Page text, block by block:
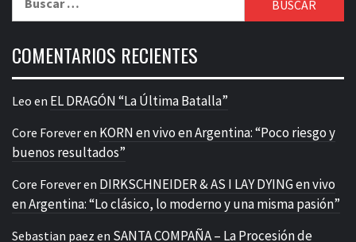
COMENTARIOS RECIENTES
Leo en EL DRAGÓN “La Última Batalla”
Core Foreveren KORN en vivo en Argentina: “Poco riesgo y
buenos resultados”
Core Foreveren DIRKSCHNEIDER & AS I LAY DYING en vivo
en Argentina: “Lo clásico, lo moderno y una misma pasión”
Sebastian paez en SANTA COMPAÑA – La Procesión de